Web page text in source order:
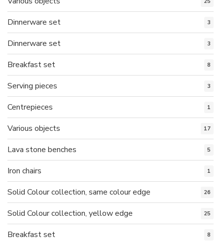
Dinnerware set 3
Dinnerware set 3
Breakfast set 8
Serving pieces 3
Centrepieces 1
Various objects 17
Lava stone benches 5
Iron chairs 1
Solid Colour collection, same colour edge 26
Solid Colour collection, yellow edge 25
Breakfast set 8